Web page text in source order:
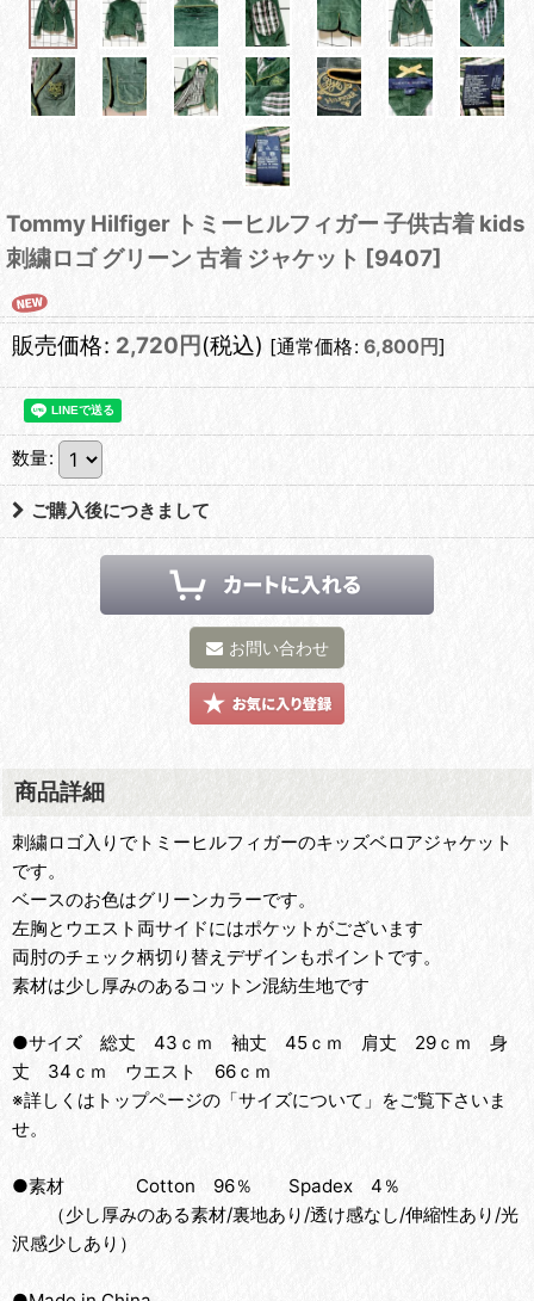
Tommy Hilfiger トミーヒルフィガー 子供古着 kids
刺繍ロゴ グリーン 古着 ジャケット [9407]
販売価格: 2,720 円 (税込) [通常価格: 6,800 円]
数量:
ご購入後につきまして
お問い合わせ
商品詳細
刺繍ロゴ入りでトミーヒルフィガーのキッズベロアジャケット
です。
ベースのお色はグリーンカラーです。
左胸とウエスト両サイドにはポケットがございます
両肘のチェック柄切り替えデザインもポイントです。
素材は少し厚みのあるコットン混紡生地です
●サイズ 総丈 43ｃｍ 袖丈 45ｃｍ 肩丈 29ｃｍ 身
丈 34ｃｍ ウエスト 66ｃｍ
※詳しくはトップページの「サイズについて」をご覧下さいま
せ。
●素材 Cotton 96％ Spadex 4％
（少し厚みのある素材/裏地あり/透け感なし/伸縮性あり/光
沢感少しあり）